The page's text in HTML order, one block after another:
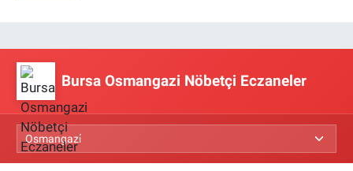
Bursa Osmangazi Nöbetçi Eczaneler